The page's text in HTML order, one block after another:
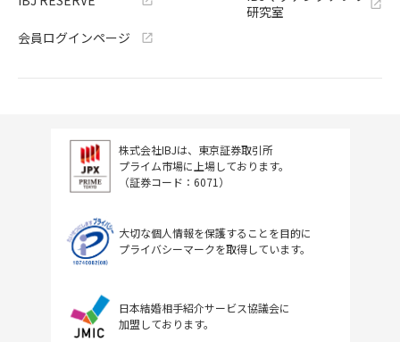
会員ログインページ
研究室
株式会社IBJは、東京証券取引所
プライム市場に上場しております。
（証券コード：6071）
大切な個人情報を保護することを目的に
プライバシーマークを取得しています。
日本結婚相手紹介サービス協議会に
加盟しております。